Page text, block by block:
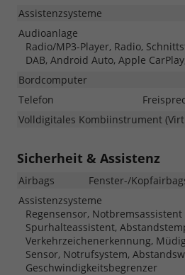
Assistenzsysteme
Audioanlage
Radio/MP3-Player, Radio,
DAB, Android Auto, Apple
Bordcomputer
Telefon
Volldigitales Kombiinstrument
Sicherheit & Assistenz
Airbags
Fenster-/
Assistenzsysteme
Regensensor, Notbremsassistent
Spurhalteassistent,
Verkehrzeichenerkennung,
Sensor, Notrufsystem,
Geschwindigkeitsbegrenzer